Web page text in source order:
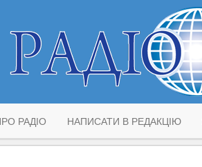
РАДІО НАПИСАТИ В РЕДАКЦІЮ